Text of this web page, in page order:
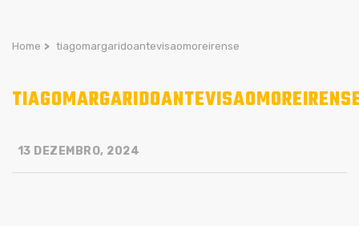
Home > tiagomargaridoantevisaomoreirense
13 DEZEMBRO, 2024